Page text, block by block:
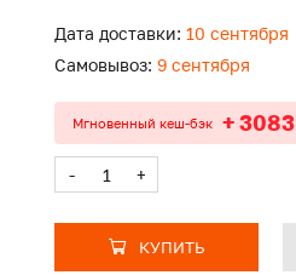
Дата доставки: 10 сентября
Самовывоз: 9 сентября
Мгновенный кеш-бэк + 3083
- +
КУПИТЬ